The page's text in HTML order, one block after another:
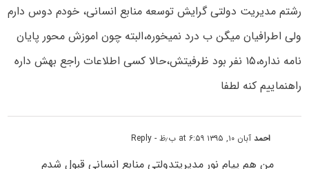
رشتم مدیریت دولتی گرایش توسعه منابع انسانی، خودم دوس دارم
ولی اطرافیان میگن ب درد نمیخوره،البته چون اموزش محور پایان
نامه نداره،۱۵ نفر بود ظرفیتش،حالا کسی اطلاعات راجع بهش داره
راهنماییم کنه لطفا
احمدآبان ۱۰, ۱۳۹۵ at ۶:۵۹ ب٫ظ - Reply
من هم پیام نور مدیریتدولتی منابع انسانی قبول شدم